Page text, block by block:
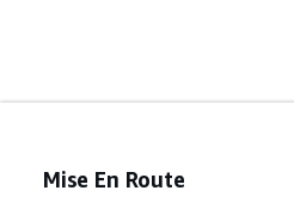
Mise En Route